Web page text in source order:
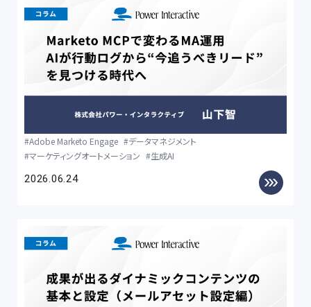
Adobe Marketo Engage
データマネジメント
マーケティングオートメーション
生成AI
2026.06.24